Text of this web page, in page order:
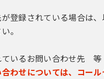
子的な署名を必要とするも
するものとします。
書のインストール及びそれ
登録されている場合は、
。
ているお問い合わせ先 等
わせについては、コール